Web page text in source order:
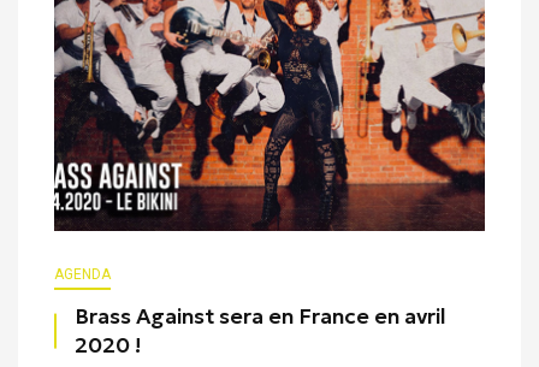
AGENDA
Brass Against sera en France en avril
2020 !